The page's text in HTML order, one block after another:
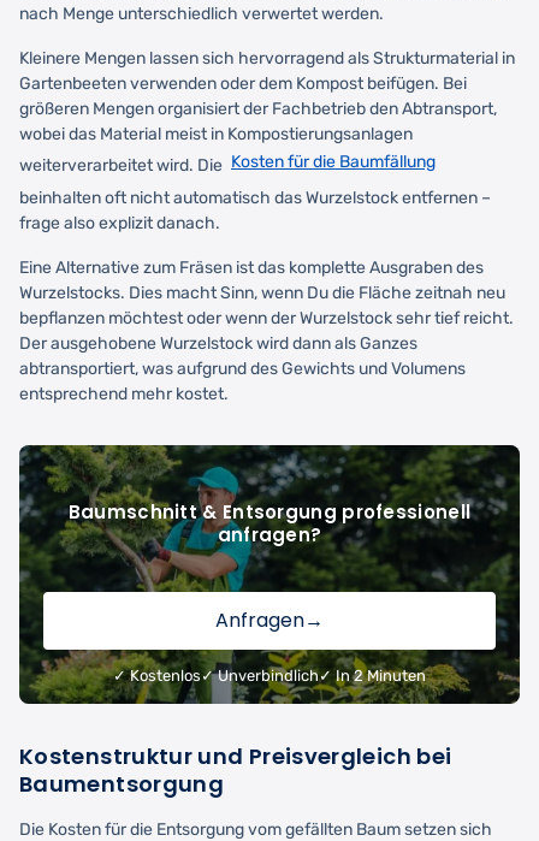
nach Menge unterschiedlich verwertet werden.
Kleinere Mengen lassen sich hervorragend als Strukturmaterial in
Gartenbeeten verwenden oder dem Kompost beifügen. Bei
größeren Mengen organisiert der Fachbetrieb den Abtransport,
wobei das Material meist in Kompostierungsanlagen
weiterverarbeitet wird. Die Kosten für die Baumfällung
beinhalten oft nicht automatisch das Wurzelstock entfernen –
frage also explizit danach.
Eine Alternative zum Fräsen ist das komplette Ausgraben des
Wurzelstocks. Dies macht Sinn, wenn Du die Fläche zeitnah neu
bepflanzen möchtest oder wenn der Wurzelstock sehr tief reicht.
Der ausgehobene Wurzelstock wird dann als Ganzes
abtransportiert, was aufgrund des Gewichts und Volumens
entsprechend mehr kostet.
Baumschnitt & Entsorgung professionell
anfragen?
Anfragen→
✓ Kostenlos ✓ Unverbindlich✓ In 2 Minuten
Kostenstruktur und Preisvergleich bei
Baumentsorgung
Die Kosten für die Entsorgung vom gefällten Baum setzen sich